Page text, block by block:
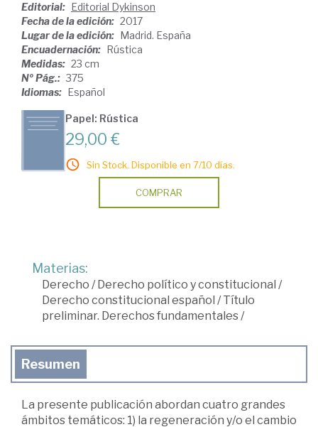
Editorial: Editorial Dykinson
Fecha de la edición: 2017
Lugar de la edición: Madrid. España
Encuadernación: Rústica
Medidas: 23 cm
Nº Pág.: 375
Idiomas: Español
Papel: Rústica
29,00 €
Sin Stock. Disponible en 7/10 días.
COMPRAR
Materias:
Derecho / Derecho político y constitucional /
Derecho constitucional español /Título
preliminar. Derechos fundamentales/
Resumen
La presente publicación abordan cuatro grandes
ámbitos temáticos: 1) la regeneración y/o el cambio